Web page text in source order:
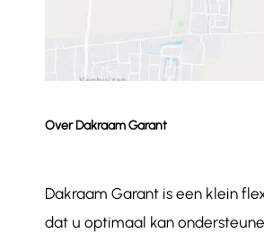
Over Dakraam Garant
Dakraam Garant is een klein
dat u optimaal kan